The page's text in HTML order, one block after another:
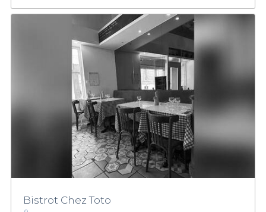
Bistrot Chez Toto